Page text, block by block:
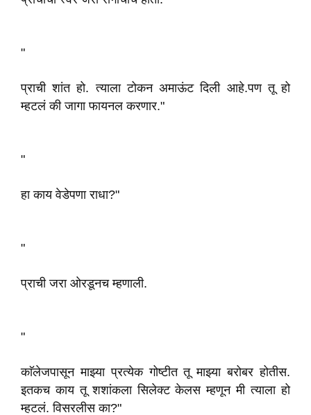
"
प्राची शांत हो. त्याला टोकन अमाऊंट दिली आहे.पण तू हो
म्हटलं की जागा फायनल करणार."
"
हा काय वेडेपणा राधा?"
"
प्राची जरा ओरडूनच म्हणाली.
"
काॅलेजपासून माझ्या प्रत्येक गोष्टीत तू माझ्या बरोबर होतीस.
इतकच काय तू शशांकला सिलेक्ट केलस म्हणून मी त्याला हो
म्हटलं. विसरलीस का?"